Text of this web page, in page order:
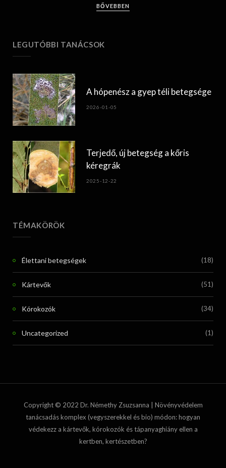
BŐVEBBEN
LEGUTÓBBI TANÁCSOK
A hópenész a gyep téli betegsége
2026-01-05
Terjedő, új betegség a kőris
kéregrák
2025-12-22
TÉMAKÖRÖK
Élettani betegségek (18)
Kártevők (51)
Kórokozók (34)
Uncategorized (1)
Copyright © 2022 Dr. Némethy Zsuzsanna | Növényvédelem
tanácsadás komplex (vegyszerekkel és bio) módon: hogyan
védekezz a kártevők, kórokozók és tápanyaghiány ellen a
kertben, kertészetben?